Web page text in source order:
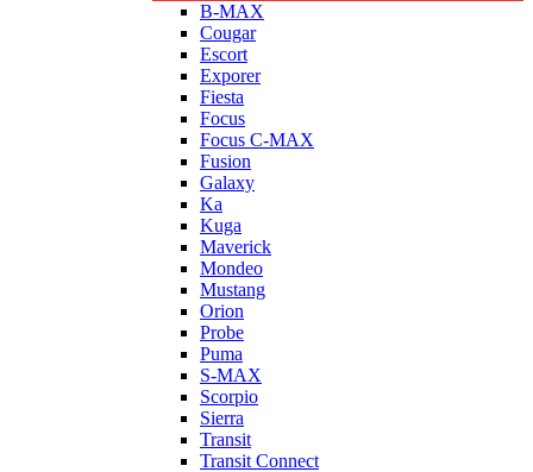
B-MAX
Cougar
Escort
Exporer
Fiesta
Focus
Focus C-MAX
Fusion
Galaxy
Ka
Kuga
Maverick
Mondeo
Mustang
Orion
Probe
Puma
S-MAX
Scorpio
Sierra
Transit
Transit Connect